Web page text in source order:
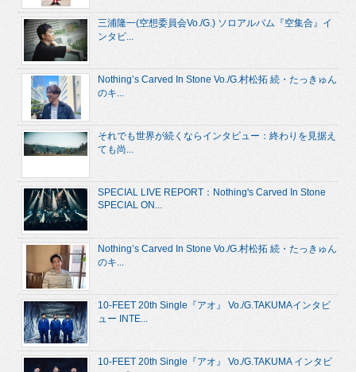
三浦隆一(空想委員会Vo./G.) ソロアルバム『空集合』イ
ンタビ...
Nothing’s Carved In Stone Vo./G.村松拓 続・たっきゅん
のキ...
それでも世界が続くならインタビュー：終わりを見据え
ても尚...
SPECIAL LIVE REPORT：Nothing's Carved In Stone
SPECIAL ON...
Nothing’s Carved In Stone Vo./G.村松拓 続・たっきゅん
のキ...
10-FEET 20th Single『アオ』 Vo./G.TAKUMAインタビ
ュー INTE...
10-FEET 20th Single『アオ』 Vo./G.TAKUMA インタビ